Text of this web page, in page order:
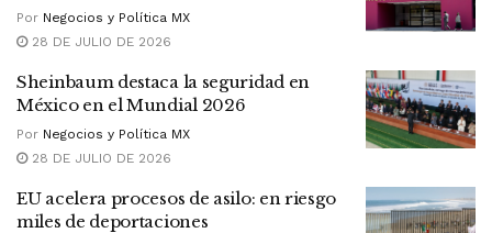
Por Negocios y Política MX
28 DE JULIO DE 2026
Sheinbaum destaca la seguridad en
México en el Mundial 2026
Por Negocios y Política MX
28 DE JULIO DE 2026
EU acelera procesos de asilo: en riesgo
miles de deportaciones